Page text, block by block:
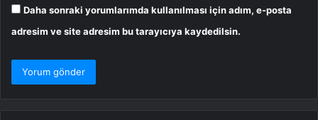
Daha sonraki yorumlarımda kullanılması için adım, e-posta
adresim ve site adresim bu tarayıcıya kaydedilsin.